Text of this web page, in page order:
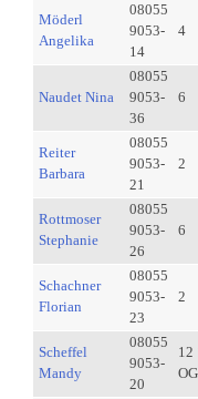
Möderl
Angelika
08055
9053-
14
4
Naudet Nina
08055
9053-
36
6
Reiter
Barbara
08055
9053-
21
2
Rottmoser
Stephanie
08055
9053-
26
6
Schachner
Florian
08055
9053-
23
2
Scheffel
Mandy
08055
9053-
20
12
OG